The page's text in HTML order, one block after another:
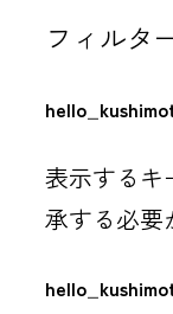
フィルタ
表示するキ
承する必要